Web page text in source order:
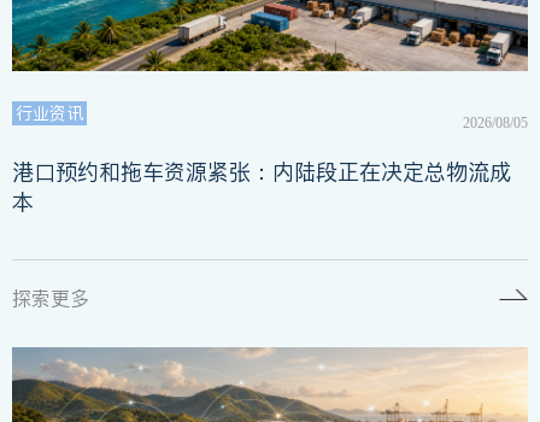
2026/08/05
行业资讯
港口预约和拖车资源紧张：内陆段正在决定总物流成
本
探索更多